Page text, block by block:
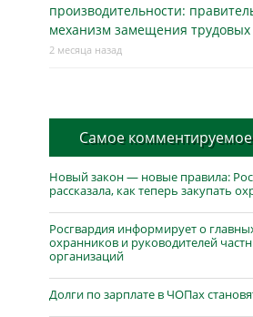
производительности:
механизм замещения
2 месяца назад
Самое комментируемое
Новый закон — новые правила:
рассказала, как теперь закупать
Росгвардия информирует о
охранников и руководителей
организаций
Долги по зарплате в ЧОПах